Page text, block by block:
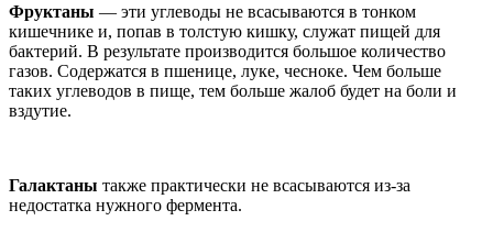
Фруктаны — эти углеводы не всасываются в тонком
кишечнике и, попав в толстую кишку, служат пищей для
бактерий. В результате производится большое количество
газов. Содержатся в пшенице, луке, чесноке. Чем больше
таких углеводов в пище, тем больше жалоб будет на боли и
вздутие.
Галактаны также практически не всасываются из-за
недостатка нужного фермента.